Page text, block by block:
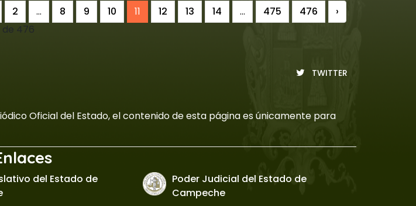
2 ... 8 9 10 11 12 13 14 ... 475 476
›
de 476
TWITTER
Oficial del Estado, el contenido de esta página es únicamente para
del Estado de
Poder Judicial del Estado de
Campeche